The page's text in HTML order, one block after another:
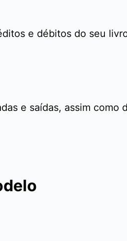
e débitos do seu
e saídas, assim como